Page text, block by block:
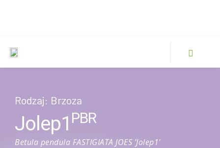
Rodzaj: Brzoza
Jolep1 PBR
Betula pendula FASTIGIATA JOES 'Jolep1'